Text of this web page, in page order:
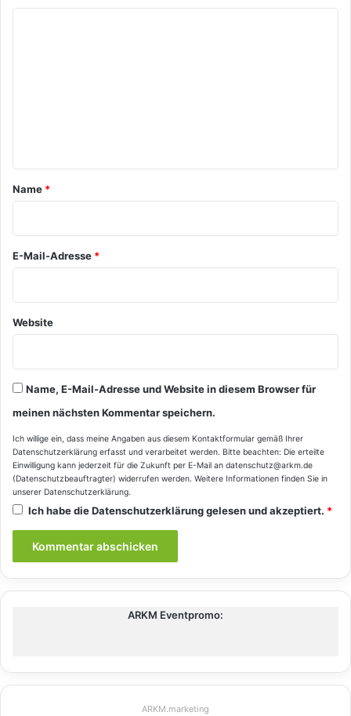
a
*
Name *
E-Mail-Adresse *
Website
Name, E-Mail-Adresse und Website in diesem Browser für
meinen nächsten Kommentar speichern.
Ich willige ein, dass meine Angaben aus diesem Kontaktformular gemäß Ihrer
Datenschutzerklärung erfasst und verarbeitet werden. Bitte beachten: Die erteilte
Einwilligung kann jederzeit für die Zukunft per E-Mail an datenschutz@arkm.de
(Datenschutzbeauftragter) widerrufen werden. Weitere Informationen finden Sie in
unserer Datenschutzerklärung.
Ich habe dieDatenschutzerklärunggelesen und akzeptiert. *
ARKM Eventpromo:
ARKM.marketing